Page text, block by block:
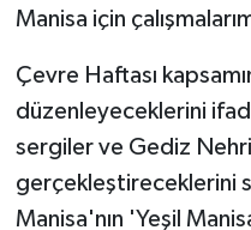
Manisa için
Çevre Haftası
düzenleyeceklerini
sergiler ve Gediz
gerçekleştireceklerini
Manisa'nın 'Yeşil
ÜLKE GÜNDEMİ
YAŞAM
YEREL
Yerel Haberler